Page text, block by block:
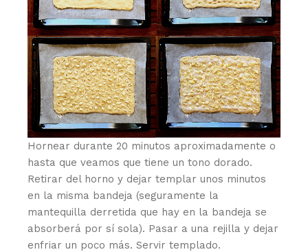
Hornear durante 20 minutos aproximadamente o
hasta que veamos que tiene un tono dorado.
Retirar del horno y dejar templar unos minutos
en la misma bandeja (seguramente la
mantequilla derretida que hay en la bandeja se
absorberá por sí sola). Pasar a una rejilla y dejar
enfriar un poco más. Servir templado.